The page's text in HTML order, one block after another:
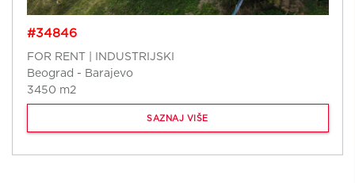
#34846
FOR RENT | INDUSTRIJSKI
Beograd - Barajevo
3450 m2
SAZNAJ VIŠE